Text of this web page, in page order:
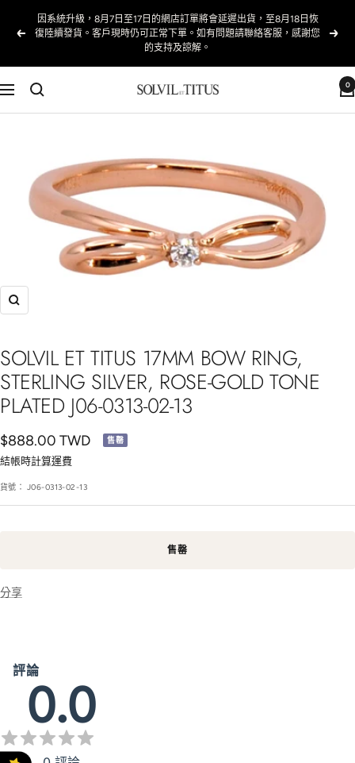
容
以
因系統升級，8月7日至17日的網店訂單將會延遲出貨，至8月18日恢
復陸續發貨。客戶現時仍可正常下單。如有問題請聯絡客服，感謝您
的支持及諒解。
下
導
航
Solvil
et
0
放
SOLVIL ET TITUS 17MM BOW RING,
STERLING SILVER, ROSE-GOLD TONE
PLATED J06-0313-02-13
銷
售
價
格
$888.00 TWD 售罄
結帳時計算運費
貨號： J06-0313-02-13
售罄
分享
評論
0.0